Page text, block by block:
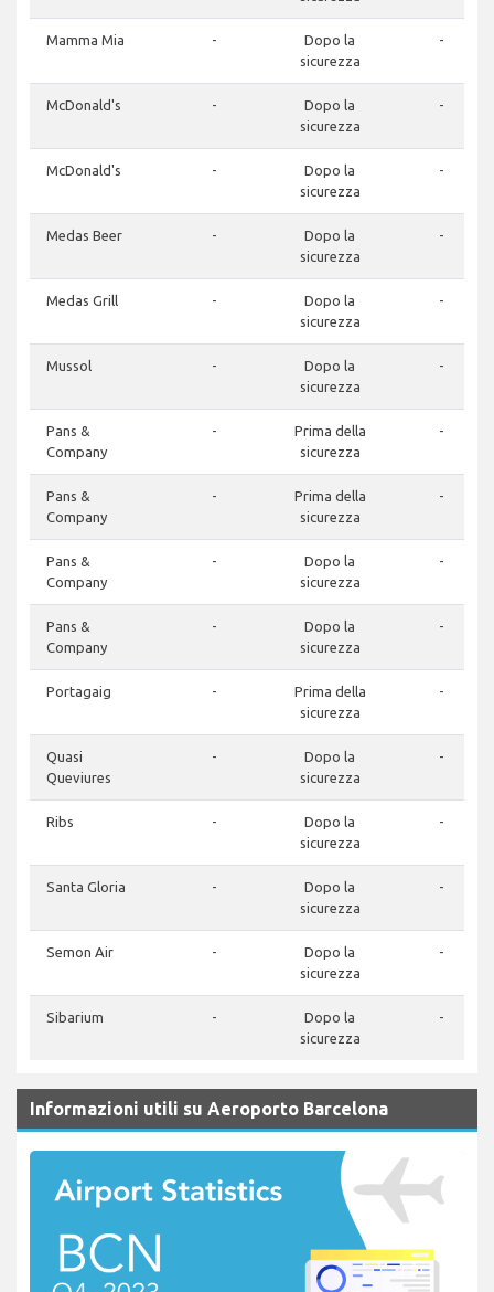
Mamma Mia -
Dopo la
sicurezza
-
McDonald's -
Dopo la
sicurezza
-
McDonald's -
Dopo la
sicurezza
-
Medas Beer -
Dopo la
sicurezza
-
Medas Grill -
Dopo la
sicurezza
-
Mussol -
Dopo la
sicurezza
-
Pans &
Company
-
Prima della
sicurezza
-
Pans &
Company
-
Prima della
sicurezza
-
Pans &
Company
-
Dopo la
sicurezza
-
Pans &
Company
-
Dopo la
sicurezza
-
Portagaig -
Prima della
sicurezza
-
Quasi
Queviures
-
Dopo la
sicurezza
-
Ribs -
Dopo la
sicurezza
-
Santa Gloria -
Dopo la
sicurezza
-
Semon Air -
Dopo la
sicurezza
-
Sibarium -
Dopo la
sicurezza
-
Informazioni utili su Aeroporto Barcelona